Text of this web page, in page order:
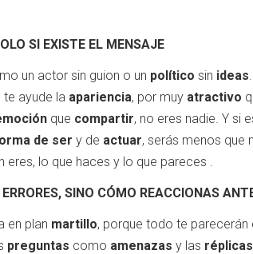
SI EXISTE EL MENSAJE
un actor sin guion o un político sin ideas
te ayude la apariencia, por muy atractivo
que compartir, no eres nadie. Y si
de ser y de actuar, serás menos que
eres, lo que haces y lo que pareces .
SINO CÓMO REACCIONAS
en plan martillo, porque todo te parecerán
preguntas como amenazas y las réplicas